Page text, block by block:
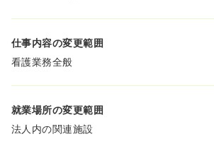
仕事内容の変更範囲
看護業務全般
就業場所の変更範囲
法人内の関連施設